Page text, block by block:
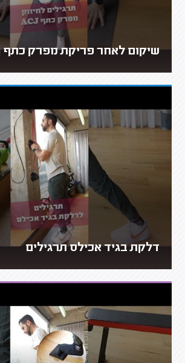
שיקום לאחר פריקת מפרק כתף acj
דלקת בגיד אכילס תרגילים